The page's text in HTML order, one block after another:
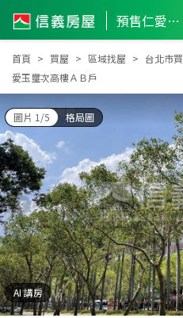
預售仁愛玉璽次高樓ＡＢ戶
首頁 買屋 區域找屋 台北市
愛玉璽次高樓ＡＢ戶
圖片 1/5 格局圖
AI 講房